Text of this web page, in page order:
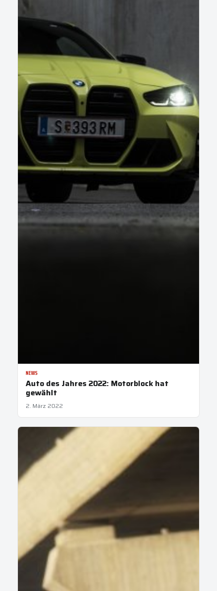
NEWS
Auto des Jahres 2022: Motorblock hat
gewählt
2. März 2022